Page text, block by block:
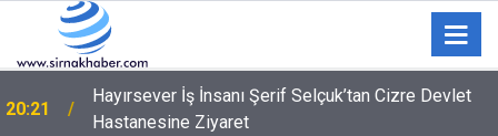
20:21
Hayırsever İş İnsanı Şerif Selçuk’tan Cizre Devlet
Hastanesine Ziyaret